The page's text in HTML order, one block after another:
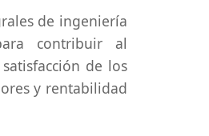
de ingeniería
contribuir al
de los
y rentabilidad